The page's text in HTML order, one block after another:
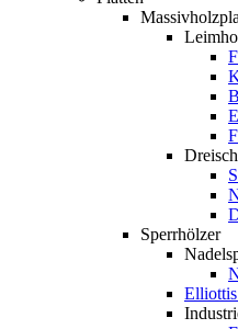
Sperrhölzer